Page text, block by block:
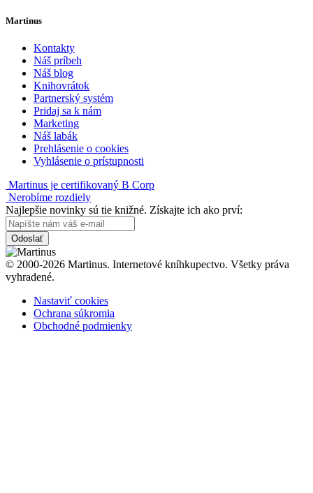
Martinus
Kontakty
Náš príbeh
Náš blog
Knihovrátok
Partnerský systém
Pridaj sa k nám
Marketing
Náš labák
Prehlásenie o cookies
Vyhlásenie o prístupnosti
Martinus je certifikovaný B Corp
Nerobíme rozdiely
Najlepšie novinky sú tie knižné. Získajte ich ako prví:
Odoslať
© 2000-2026 Martinus. Internetové kníhkupectvo. Všetky práva
vyhradené.
Nastaviť cookies
Ochrana súkromia
Obchodné podmienky